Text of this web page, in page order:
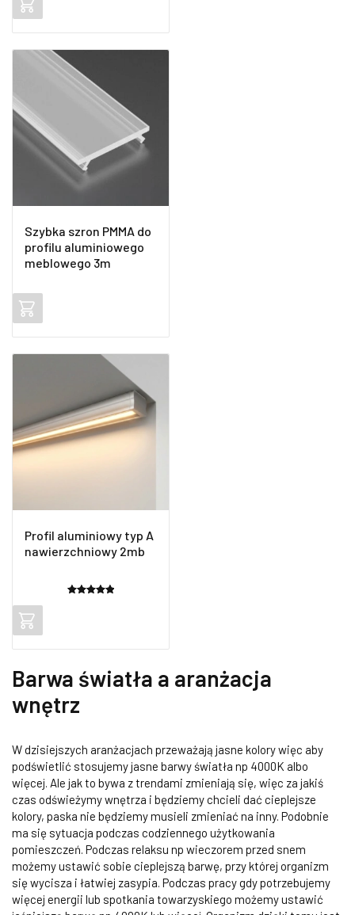
Szybka szron PMMA do
profilu aluminiowego
meblowego 3m
Profil aluminiowy typ A
nawierzchniowy 2mb
klientów
Barwa światła a aranżacja
wnętrz
W dzisiejszych aranżacjach przeważają jasne kolory więc aby
podświetlić stosujemy jasne barwy światła np 4000K albo
więcej. Ale jak to bywa z trendami zmieniają się, więc za jakiś
czas odświeżymy wnętrza i będziemy chcieli dać cieplejsze
kolory, paska nie będziemy musieli zmieniać na inny. Podobnie
ma się sytuacja podczas codziennego użytkowania
pomieszczeń. Podczas relaksu np wieczorem przed snem
możemy ustawić sobie cieplejszą barwę, przy której organizm
się wycisza i łatwiej zasypia. Podczas pracy gdy potrzebujemy
więcej energii lub spotkania towarzyskiego możemy ustawić